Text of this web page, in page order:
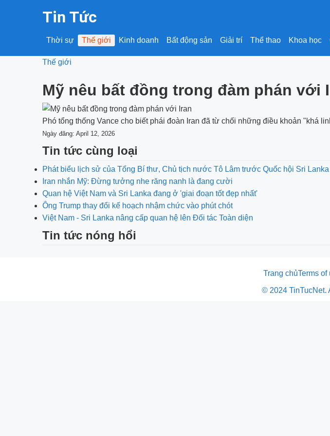
Tin Tức
Thời sự Thế giới Kinh doanh Bất động sản Giải trí Thể thao Khoa học
Thế giới
Mỹ nêu bất đồng trong đàm phán với
Phó tổng thống Vance cho biết phái đoàn Iran đã từ chối những điều khoản "khá
Ngày đăng: April 12, 2026
Tin tức cùng loại
Phát biểu lịch sử của Tổng Bí thư, Chủ tịch nước Tô Lâm trước Quốc hội Sri Lanka
Iran nhắn Mỹ: Đừng tưởng nhe răng nanh là đang cười
Quan hệ Việt Nam và Sri Lanka đang ở 'giai đoạn tốt đẹp nhất'
Ông Trump thay đổi kế hoạch nhậm chức vào phút chót
Việt Nam - Sri Lanka nâng cấp quan hệ lên Đối tác Toàn diện
Tin tức nóng hổi
Trang chủTerms of
© 2024 TinTucNet.